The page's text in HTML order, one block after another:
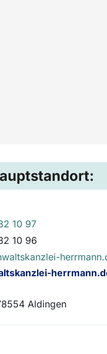
10 97
10 96
Aldingen